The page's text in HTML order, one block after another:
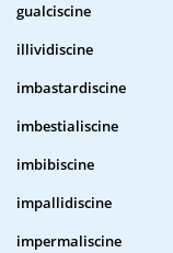
gualciscine
illividiscine
imbastardiscine
imbestialiscine
imbibiscine
impallidiscine
impermaliscine